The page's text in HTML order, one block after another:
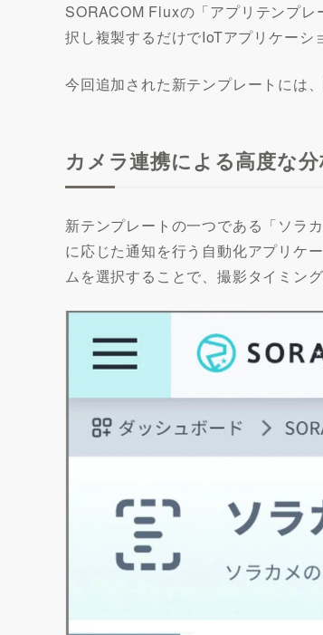
SORACOM Fluxの「アプリテンプ
択し複製するだけでIoTアプリケーシ
今回追加された新テンプレートには
カメラ連携による高度な
新テンプレートの一つである「ソラ
に応じた通知を行う自動化アプリケ
ムを選択することで、撮影タイミン